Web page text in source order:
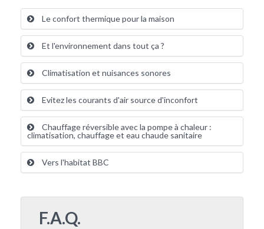
Le confort thermique pour la maison
Et l'environnement dans tout ça ?
Climatisation et nuisances sonores
Evitez les courants d'air source d'inconfort
Chauffage réversible avec la pompe à chaleur :
climatisation, chauffage et eau chaude sanitaire
Vers l'habitat BBC
F.A.Q.